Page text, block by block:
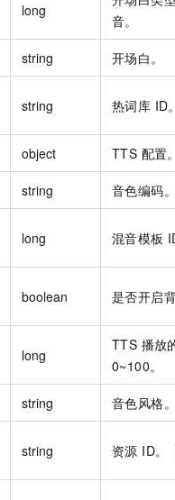
long
音。
string 开场白。
string 热词库 ID。
object TTS 配置。
string 音色编码。
long 混音模板
boolean 是否开启背
long
TTS 播放
0~100。
string 音色风格。
string 资源 ID。